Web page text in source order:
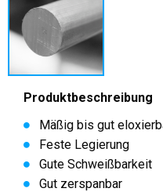
Produktbeschreibung
Mäßig bis gut
Feste Legierung
Gute Schweißbarkeit
Gut zerspanbar